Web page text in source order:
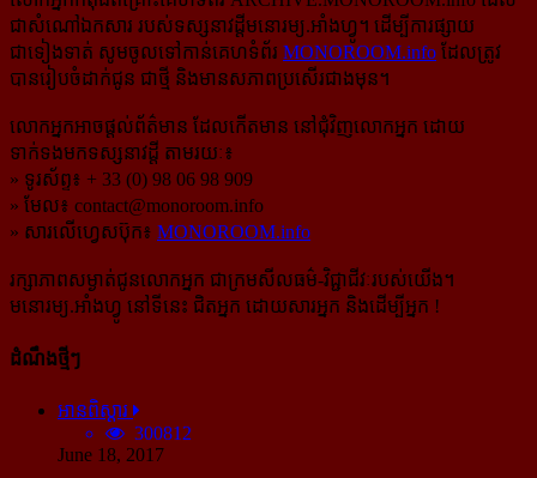
ជាសំណៅឯកសារ របស់ទស្សនាវដ្ដីមនោរម្យ.អាំងហ្វូ។ ដើម្បីការផ្សាយ
ជាទៀងទាត់ សូមចូលទៅកាន់​គេហទំព័រ MONOROOM.info ដែលត្រូវ
បានរៀបចំដាក់ជូន ជាថ្មី និងមានសភាពប្រសើរជាងមុន។
លោកអ្នកអាចផ្ដល់ព័ត៌មាន ដែលកើតមាន នៅជុំវិញលោកអ្នក ដោយ
ទាក់ទងមកទស្សនាវដ្ដី តាមរយៈ៖
» ទូរស័ព្ទ៖ + 33 (0) 98 06 98 909
» មែល៖ contact@monoroom.info
» សារលើហ្វេសប៊ុក៖ MONOROOM.info
រក្សាភាពសម្ងាត់ជូនលោកអ្នក ជាក្រមសីលធម៌-​វិជ្ជាជីវៈ​របស់យើង។
មនោរម្យ.អាំងហ្វូ នៅទីនេះ ជិតអ្នក ដោយសារអ្នក និងដើម្បីអ្នក !
ដំណឹងថ្មីៗ
អានពិស្ដារ
300812
June 18, 2017